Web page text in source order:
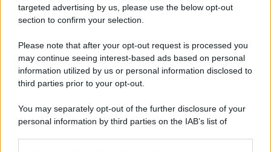
targeted advertising by us, please use the below opt-out
section to confirm your selection.
Please note that after your opt-out request is processed you
may continue seeing interest-based ads based on personal
information utilized by us or personal information disclosed to
third parties prior to your opt-out.
You may separately opt-out of the further disclosure of your
personal information by third parties on the IAB’s list of
Palio Marinaro dell’Argentario 2026: tutte le
news!
Lo sapevi che...
Il 12 agosto il cielo cambierà volto:
l’eclissi che mancava dal 1999 sarà
visibile dall’Italia